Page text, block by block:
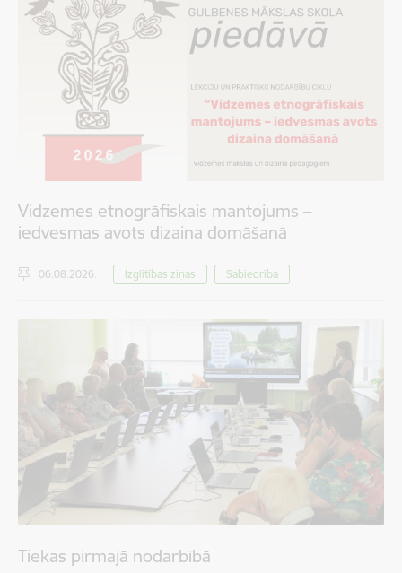
Vidzemes etnogrāfiskais mantojums –
iedvesmas avots dizaina domāšanā
06.08.2026. Izglītības ziņas Sabiedrība
Tiekas pirmajā nodarbībā